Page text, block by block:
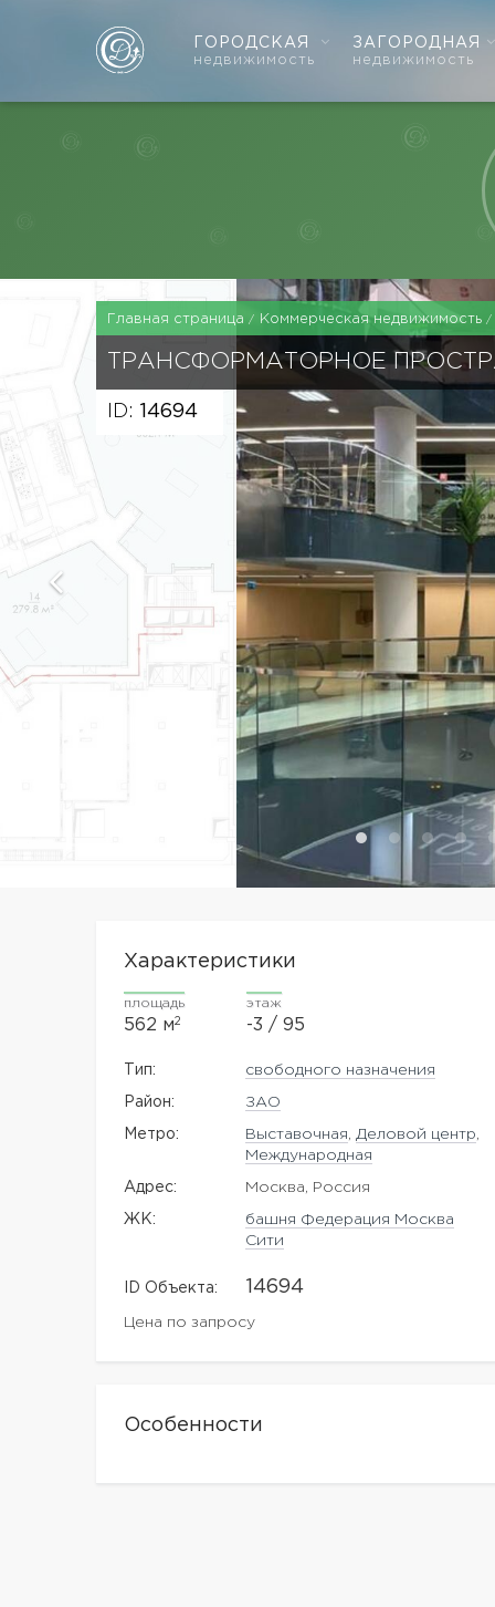
ГОРОДСКАЯ
недвижимость
ЗАГОРОДНАЯ
недвижимость
Главная страница Коммерческая недвижимость
ТРАНСФОРМАТОРНОЕ
ID: 14694
Характеристики
площадь
562 м2
этаж
-3 / 95
Тип: свободного назначения
Район: ЗАО
Метро: Выставочная Деловой центр
Международная
Адрес: Москва, Россия
ЖK:
башня Федерация Москва
Сити
ID Объекта: 14694
Цена по запросу
Особенности